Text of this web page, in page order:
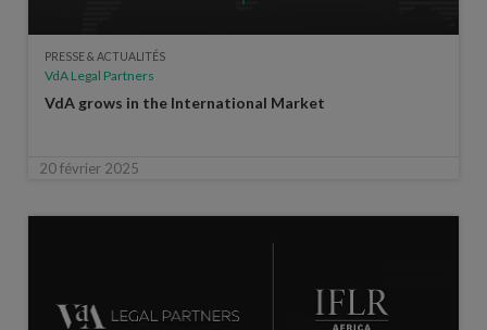
PRESSE & ACTUALITÉS
VdA Legal Partners
VdA grows in the International Market
20 février 2025